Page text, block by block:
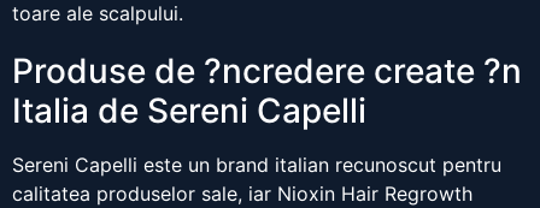
toare ale scalpului.
Produse de ?ncredere create ?n
Italia de Sereni Capelli
Sereni Capelli este un brand italian recunoscut pentru
calitatea produselor sale, iar Nioxin Hair Regrowth